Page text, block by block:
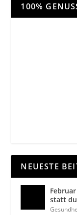
100%
NEUESTE
statt